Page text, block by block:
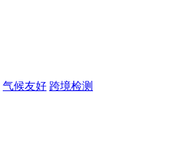
气候友好 跨境检测